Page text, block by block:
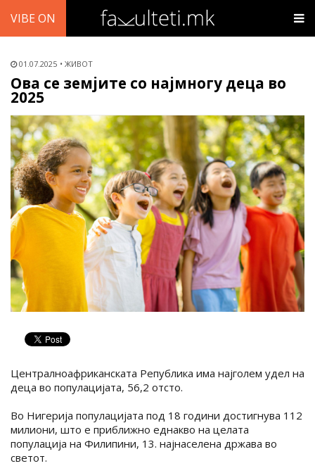
VIBE ON
01.07.2025 ЖИВОТ
Ова се земјите со најмногу деца во
2025
Централноафриканската Република има најголем удел на
деца во популацијата, 56,2 отсто.
Во Нигерија популацијата под 18 години достигнува 112
милиони, што е приближно еднакво на целата
популација на Филипини, 13. најнаселена држава во
светот.